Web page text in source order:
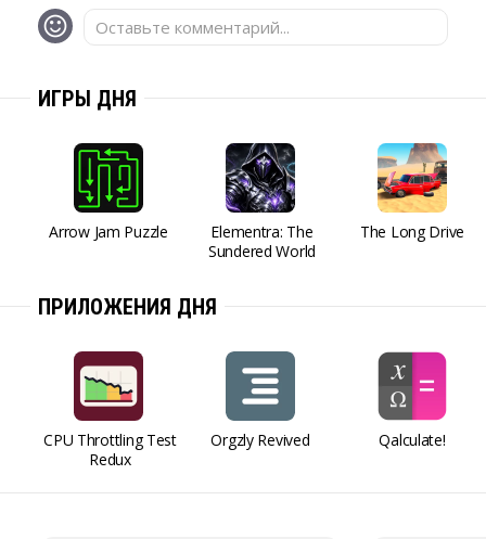
Оставьте комментарий...
ИГРЫ ДНЯ
Arrow Jam Puzzle
Elementra: The
Sundered World
The Long Drive
ПРИЛОЖЕНИЯ ДНЯ
CPU Throttling Test
Redux
Orgzly Revived Qalculate!